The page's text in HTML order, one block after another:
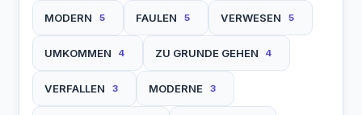
MODERN 5 FAULEN 5 VERWESEN 5
UMKOMMEN 4 ZU GRUNDE GEHEN 4
VERFALLEN 3 MODERNE 3